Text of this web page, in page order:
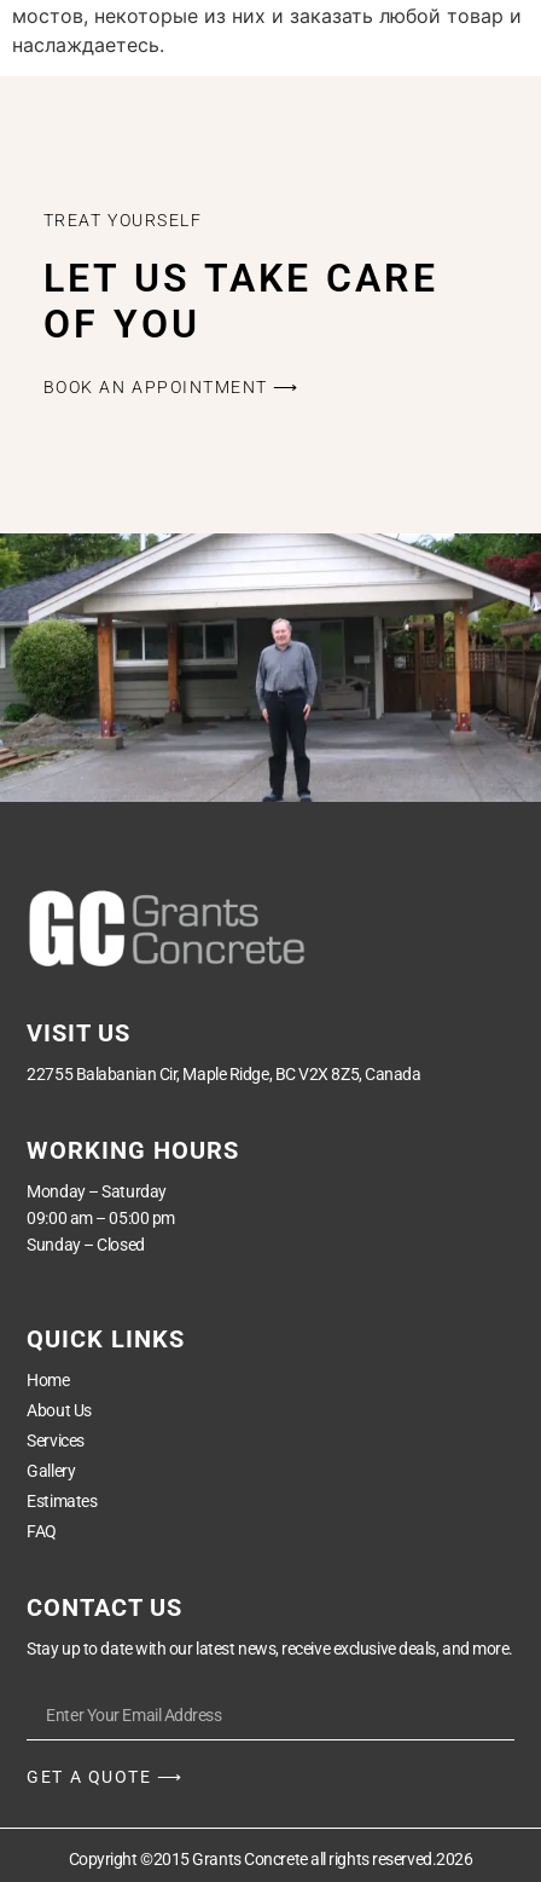
мостов, некоторые из них и заказать любой товар и
наслаждаетесь.
TREAT YOURSELF
LET US TAKE CARE
OF YOU
BOOK AN APPOINTMENT ⟶
VISIT US
22755 Balabanian Cir, Maple Ridge, BC V2X 8Z5, Canada
WORKING HOURS
Monday – Saturday
09:00 am – 05:00 pm
Sunday – Closed
QUICK LINKS
Home
About Us
Services
Gallery
Estimates
FAQ
CONTACT US
Stay up to date with our latest news, receive exclusive deals, and more.
GET A QUOTE ⟶
Copyright ©2015 Grants Concrete all rights reserved.2026